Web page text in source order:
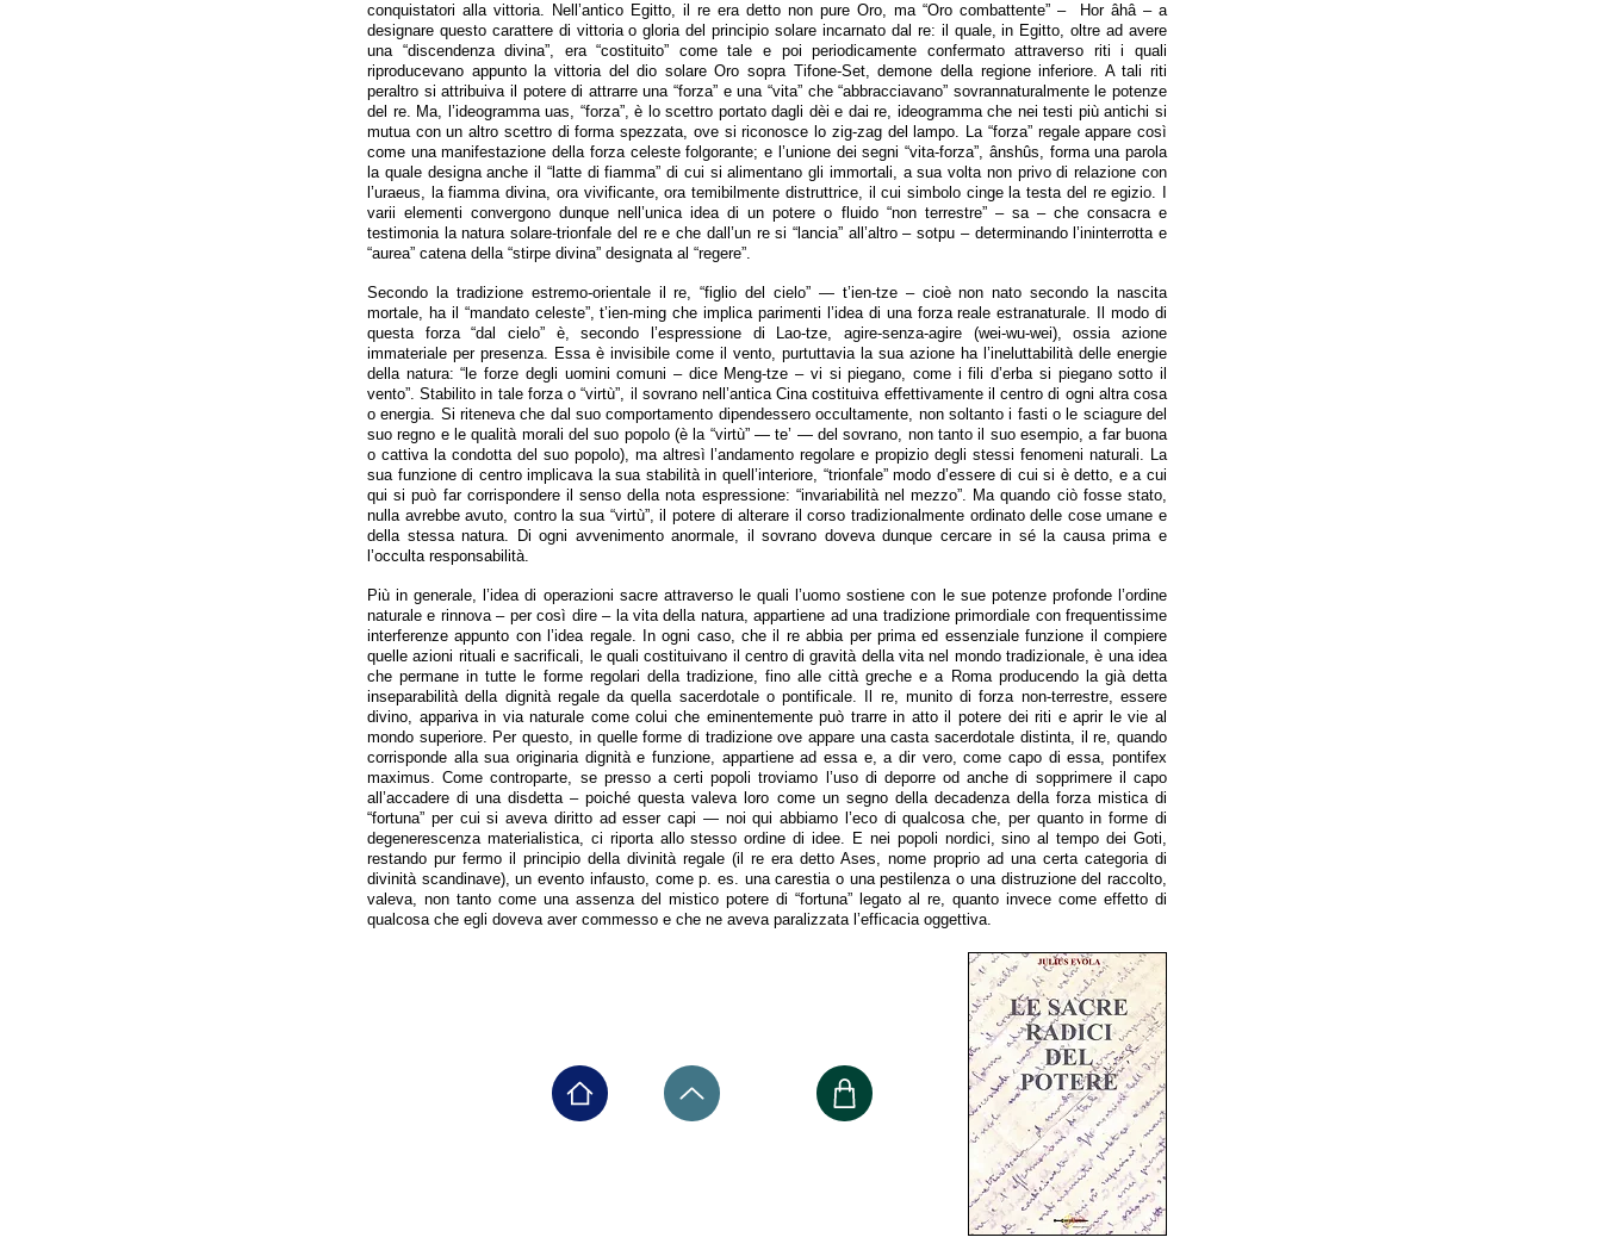
conquistatori alla vittoria. Nell’antico Egitto, il re era detto non pure Oro, ma “Oro combattente” – Hor âhâ – a
designare questo carattere di vittoria o gloria del principio solare incarnato dal re: il quale, in Egitto, oltre ad avere
una “discendenza divina”, era “costituito” come tale e poi periodicamente confermato attraverso riti i quali
riproducevano appunto la vittoria del dio solare Oro sopra Tifone-Set, demone della regione inferiore. A tali riti
peraltro si attribuiva il potere di attrarre una “forza” e una “vita” che “abbracciavano” sovrannaturalmente le potenze
del re. Ma, l’ideogramma uas, “forza”, è lo scettro portato dagli dèi e dai re, ideogramma che nei testi più antichi si
mutua con un altro scettro di forma spezzata, ove si riconosce lo zig-zag del lampo. La “forza” regale appare così
come una manifestazione della forza celeste folgorante; e l’unione dei segni “vita-forza”, ânshûs, forma una parola
la quale designa anche il “latte di fiamma” di cui si alimentano gli immortali, a sua volta non privo di relazione con
l’uraeus, la fiamma divina, ora vivificante, ora temibilmente distruttrice, il cui simbolo cinge la testa del re egizio. I
varii elementi convergono dunque nell’unica idea di un potere o fluido “non terrestre” – sa – che consacra e
testimonia la natura solare-trionfale del re e che dall’un re si “lancia” all’altro – sotpu – determinando l’ininterrotta e
“aurea” catena della “stirpe divina” designata al “regere”.
Secondo la tradizione estremo-orientale il re, “figlio del cielo” — t’ien-tze – cioè non nato secondo la nascita
mortale, ha il “mandato celeste”, t’ien-ming che implica parimenti l’idea di una forza reale estranaturale. Il modo di
questa forza “dal cielo” è, secondo l’espressione di Lao-tze, agire-senza-agire (wei-wu-wei), ossia azione
immateriale per presenza. Essa è invisibile come il vento, purtuttavia la sua azione ha l’ineluttabilità delle energie
della natura: “le forze degli uomini comuni – dice Meng-tze – vi si piegano, come i fili d’erba si piegano sotto il
vento”. Stabilito in tale forza o “virtù”, il sovrano nell’antica Cina costituiva effettivamente il centro di ogni altra cosa
o energia. Si riteneva che dal suo comportamento dipendessero occultamente, non soltanto i fasti o le sciagure del
suo regno e le qualità morali del suo popolo (è la “virtù” — te’ — del sovrano, non tanto il suo esempio, a far buona
o cattiva la condotta del suo popolo), ma altresì l’andamento regolare e propizio degli stessi fenomeni naturali. La
sua funzione di centro implicava la sua stabilità in quell’interiore, “trionfale” modo d’essere di cui si è detto, e a cui
qui si può far corrispondere il senso della nota espressione: “invariabilità nel mezzo”. Ma quando ciò fosse stato,
nulla avrebbe avuto, contro la sua “virtù”, il potere di alterare il corso tradizionalmente ordinato delle cose umane e
della stessa natura. Di ogni avvenimento anormale, il sovrano doveva dunque cercare in sé la causa prima e
l’occulta responsabilità.
Più in generale, l’idea di operazioni sacre attraverso le quali l’uomo sostiene con le sue potenze profonde l’ordine
naturale e rinnova – per così dire – la vita della natura, appartiene ad una tradizione primordiale con frequentissime
interferenze appunto con l’idea regale. In ogni caso, che il re abbia per prima ed essenziale funzione il compiere
quelle azioni rituali e sacrificali, le quali costituivano il centro di gravità della vita nel mondo tradizionale, è una idea
che permane in tutte le forme regolari della tradizione, fino alle città greche e a Roma producendo la già detta
inseparabilità della dignità regale da quella sacerdotale o pontificale. Il re, munito di forza non-terrestre, essere
divino, appariva in via naturale come colui che eminentemente può trarre in atto il potere dei riti e aprir le vie al
mondo superiore. Per questo, in quelle forme di tradizione ove appare una casta sacerdotale distinta, il re, quando
corrisponde alla sua originaria dignità e funzione, appartiene ad essa e, a dir vero, come capo di essa, pontifex
maximus. Come controparte, se presso a certi popoli troviamo l’uso di deporre od anche di sopprimere il capo
all’accadere di una disdetta – poiché questa valeva loro come un segno della decadenza della forza mistica di
“fortuna” per cui si aveva diritto ad esser capi — noi qui abbiamo l’eco di qualcosa che, per quanto in forme di
degenerescenza materialistica, ci riporta allo stesso ordine di idee. E nei popoli nordici, sino al tempo dei Goti,
restando pur fermo il principio della divinità regale (il re era detto Ases, nome proprio ad una certa categoria di
divinità scandinave), un evento infausto, come p. es. una carestia o una pestilenza o una distruzione del raccolto,
valeva, non tanto come una assenza del mistico potere di “fortuna” legato al re, quanto invece come effetto di
qualcosa che egli doveva aver commesso e che ne aveva paralizzata l’efficacia oggettiva.